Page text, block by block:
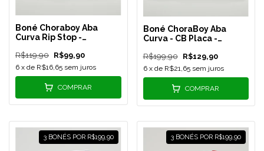
Boné Choraboy Aba
Curva Rip Stop -
147
R$119,90 R$99,90
6 x de R$16,65 sem juros
COMPRAR
Boné ChoraBoy Aba
Curva - CB Placa -
R$199,90 R$129,90
6 x de R$21,65 sem juros
COMPRAR
3 BONÉS POR R$199,90 3 BONÉS POR R$199,90